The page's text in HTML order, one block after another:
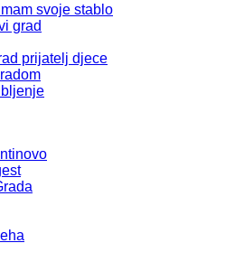
svoje stablo
grad
prijatelj djece